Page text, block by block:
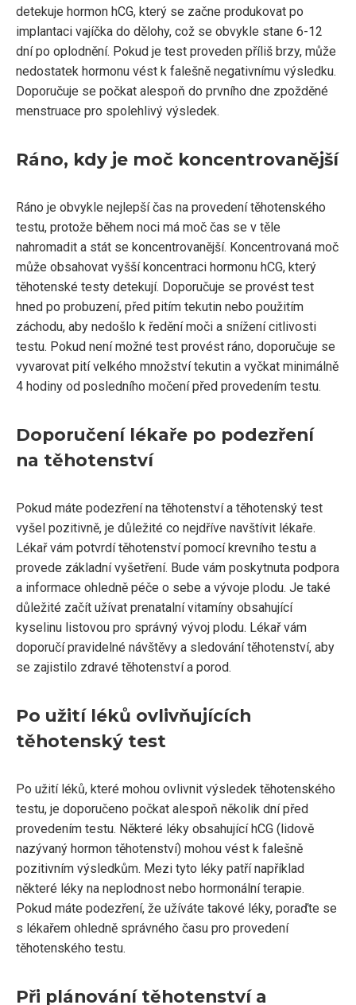
detekuje hormon hCG, který se začne produkovat po
implantaci vajíčka do dělohy, což se obvykle stane 6-12
dní po oplodnění. Pokud je test proveden příliš brzy, může
nedostatek hormonu vést k falešně negativnímu výsledku.
Doporučuje se počkat alespoň do prvního dne zpožděné
menstruace pro spolehlivý výsledek.
Ráno, kdy je moč koncentrovanější
Ráno je obvykle nejlepší čas na provedení těhotenského
testu, protože během noci má moč čas se v těle
nahromadit a stát se koncentrovanější. Koncentrovaná moč
může obsahovat vyšší koncentraci hormonu hCG, který
těhotenské testy detekují. Doporučuje se provést test
hned po probuzení, před pitím tekutin nebo použitím
záchodu, aby nedošlo k ředění moči a snížení citlivosti
testu. Pokud není možné test provést ráno, doporučuje se
vyvarovat pití velkého množství tekutin a vyčkat minimálně
4 hodiny od posledního močení před provedením testu.
Doporučení lékaře po podezření
na těhotenství
Pokud máte podezření na těhotenství a těhotenský test
vyšel pozitivně, je důležité co nejdříve navštívit lékaře.
Lékař vám potvrdí těhotenství pomocí krevního testu a
provede základní vyšetření. Bude vám poskytnuta podpora
a informace ohledně péče o sebe a vývoje plodu. Je také
důležité začít užívat prenatalní vitamíny obsahující
kyselinu listovou pro správný vývoj plodu. Lékař vám
doporučí pravidelné návštěvy a sledování těhotenství, aby
se zajistilo zdravé těhotenství a porod.
Po užití léků ovlivňujících
těhotenský test
Po užití léků, které mohou ovlivnit výsledek těhotenského
testu, je doporučeno počkat alespoň několik dní před
provedením testu. Některé léky obsahující hCG (lidově
nazývaný hormon těhotenství) mohou vést k falešně
pozitivním výsledkům. Mezi tyto léky patří například
některé léky na neplodnost nebo hormonální terapie.
Pokud máte podezření, že užíváte takové léky, poraďte se
s lékařem ohledně správného času pro provedení
těhotenského testu.
Při plánování těhotenství a